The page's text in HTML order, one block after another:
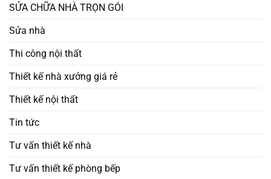
SỬA CHỮA NHÀ TRỌN GÓI
Sửa nhà
Thi công nội thất
Thiết kế nhà xưởng giá rẻ
Thiết kế nội thất
Tin tức
Tư vấn thiết kế nhà
Tư vấn thiết kế phòng bếp